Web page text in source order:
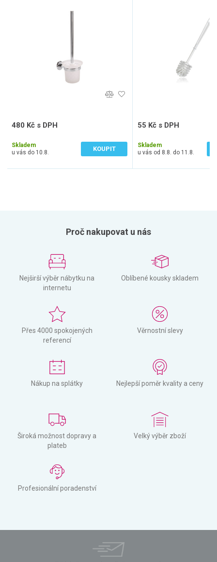
480 Kč s DPH
Skladem
u vás do 10.8.
KOUPIT
55 Kč s DPH
Skladem
u vás od 8.8. do 11.8.
Proč nakupovat u nás
Nejširší výběr nábytku na
internetu
Oblíbené kousky skladem
Přes 4000 spokojených
referencí
Věrnostní slevy
Nákup na splátky Nejlepší poměr kvality a ceny
Široká možnost dopravy a
plateb
Velký výběr zboží
Profesionální poradenství